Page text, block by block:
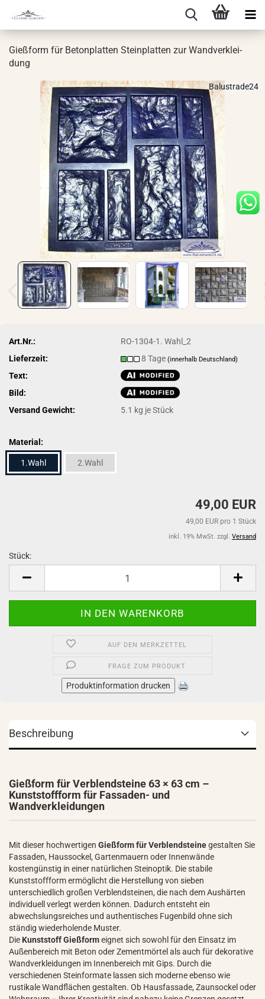
Gieß­form für Be­ton­plat­ten Stein­plat­ten zur Wand­ver­klei­
dung
Balustrade24
Art.Nr.:
RO-1304-1. Wahl_2
Lieferzeit:
8 Tage(innerhalb Deutschland)
Text:
Bild:
Versand Gewicht:
5.1 kg je Stück
Material:
1.Wahl 2.Wahl
49,00 EUR
49,00 EUR pro 1 Stück
inkl. 19% MwSt. zzgl. Versand
Stück:
AUF DEN MERKZETTEL
FRAGE ZUM PRODUKT
Produktinformation drucken
Beschreibung
Gießform für Verblendsteine 63 × 63 cm –
Kunststoffform für Fassaden- und
Wandverkleidungen
Mit dieser hochwertigen Gießform für Verblendsteinegestalten Sie
Fassaden, Haussockel, Gartenmauern oder Innenwände
kostengünstig in einer natürlichen Steinoptik. Die stabile
Kunststoffform ermöglicht die Herstellung von sieben
unterschiedlich großen Verblendsteinen, die nach dem Aushärten
individuell verlegt werden können. Dadurch entsteht ein
abwechslungsreiches und authentisches Fugenbild ohne sich
ständig wiederholende Muster.
Die Kunststoff Gießformeignet sich sowohl für den Einsatz im
Außenbereich mit Beton oder Zementmörtel als auch für dekorative
Wandverkleidungen im Innenbereich mit Gips. Durch die
verschiedenen Steinformate lassen sich moderne ebenso wie
rustikale Wandflächen gestalten. Ob Hausfassade, Zaunsockel oder